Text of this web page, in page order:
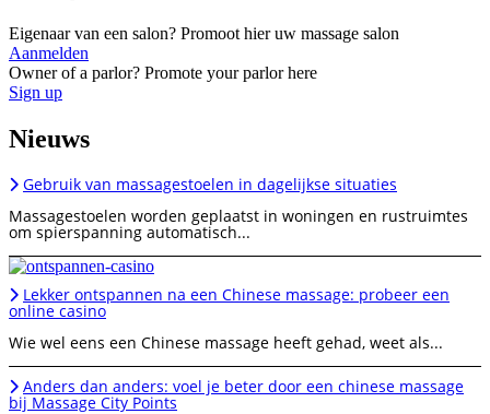
Eigenaar van een salon? Promoot hier uw massage salon
Aanmelden
Owner of a parlor? Promote your parlor here
Sign up
Nieuws
Gebruik van massagestoelen in dagelijkse situaties
Massagestoelen worden geplaatst in woningen en rustruimtes
om spierspanning automatisch...
Lekker ontspannen na een Chinese massage: probeer een
online casino
Wie wel eens een Chinese massage heeft gehad, weet als...
Anders dan anders: voel je beter door een chinese massage
bij Massage City Points